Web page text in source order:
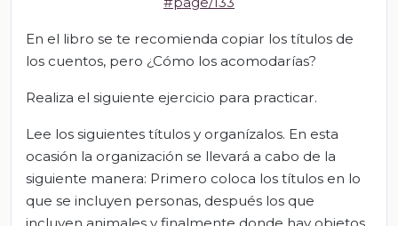
En el libro se te recomienda copiar los títulos de
los cuentos, pero ¿Cómo los acomodarías?
Realiza el siguiente ejercicio para practicar.
Lee los siguientes títulos y organízalos. En esta
ocasión la organización se llevará a cabo de la
siguiente manera: Primero coloca los títulos en lo
que se incluyen personas, después los que
incluyen animales y finalmente donde hay objetos.